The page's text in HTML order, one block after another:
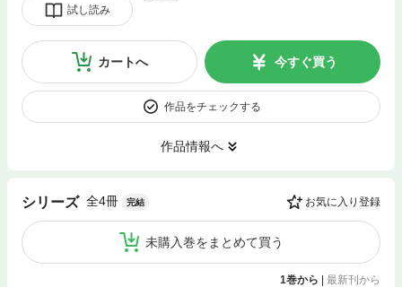
試し読み
カートへ 今すぐ買う
作品をチェックする
作品情報へ
シリーズ 全4冊 完結 お気に入り登録
未購入巻をまとめて買う
1巻から | 最新刊から